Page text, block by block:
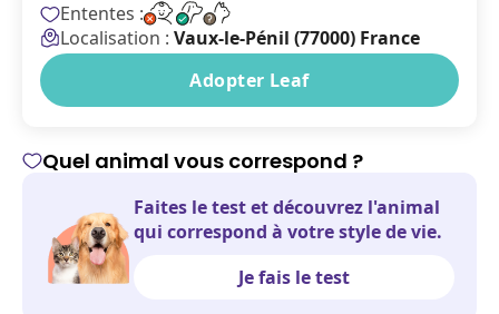
Ententes :
Localisation : Vaux-le-Pénil (77000) France
Adopter Leaf
Quel animal vous correspond ?
Faites le test et découvrez l'animal
qui correspond à votre style de vie.
Je fais le test